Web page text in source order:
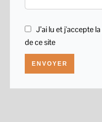
J’ai lu et j'accepte la
de ce site
ENVOYER